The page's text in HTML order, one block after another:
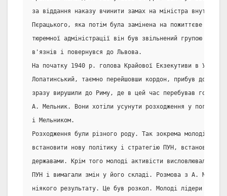
за віддання наказу вчинити замах на міністра
Пєрацького, яка потім була замінена на пожиттєве
тюремної адміністрації він був звільнений групою
в'язнів і повернувся до Львова.
На початку 1940 р. голова Крайової Екзекутиви в
Лопатинський, таємно перейшовши кордон, прибув до
зразу вирушили до Риму, де в цей час перебував голова
А. Мельник. Вони хотіли усунути розходження у
і Мельником.
Розходження були різного роду. Так зокрема молоді
встановити нову політику і стратегію ПУН, встановити
державами. Крім того молоді активісти висловлювали
ПУН і вимагали змін у його складі. Розмова з А.
ніякого результату. Це був розкол. Молоді лідери